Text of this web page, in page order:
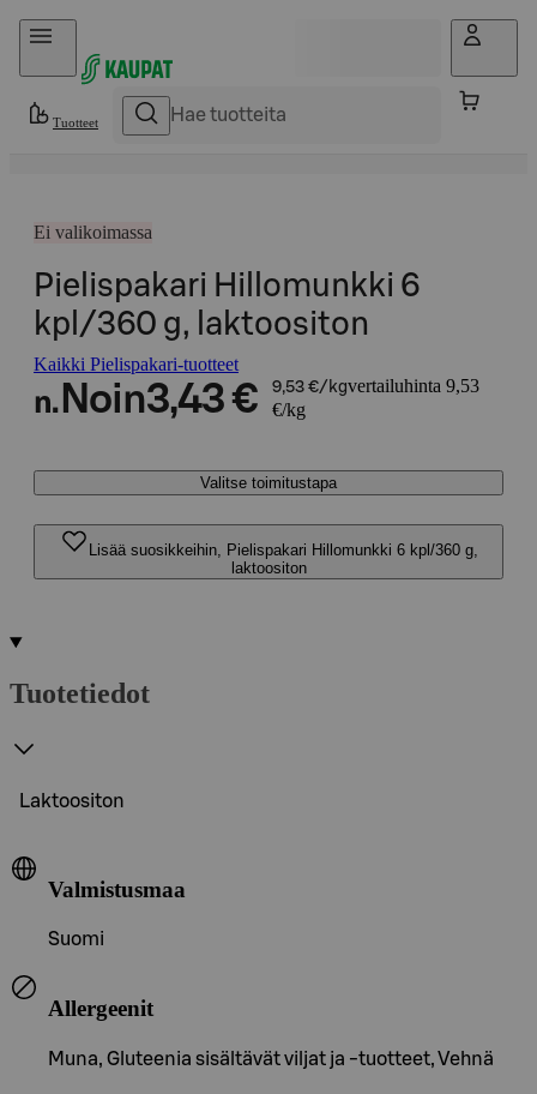
Hyppää sisältöön
Tuotteet
Ei valikoimassa
Pielispakari Hillomunkki 6
kpl/360 g, laktoositon
Kaikki Pielispakari-tuotteet
n. Noin3,43 € 9,53 €/kgvertailuhinta 9,53
€/kg
Valitse toimitustapa
Lisää suosikkeihin, Pielispakari Hillomunkki 6 kpl/360 g,
laktoositon
Tuotetiedot
Laktoositon
Valmistusmaa
Suomi
Allergeenit
Muna, Gluteenia sisältävät viljat ja -tuotteet, Vehnä